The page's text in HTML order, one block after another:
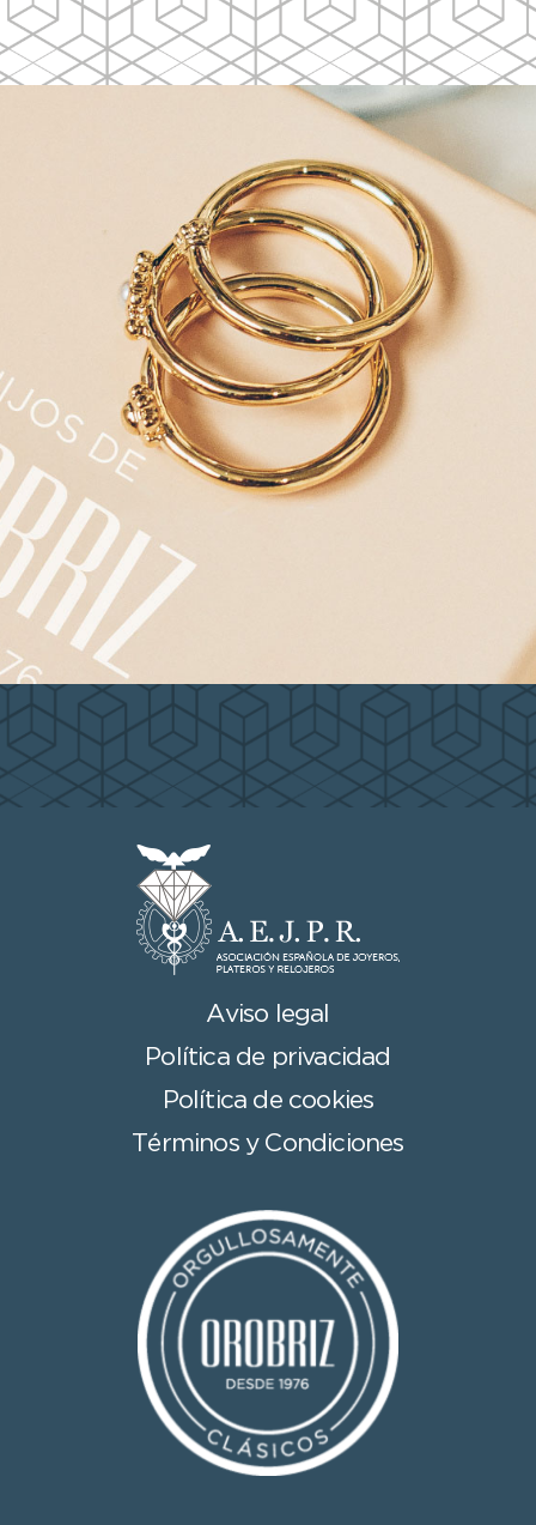
Aviso legal
Política de privacidad
Política de cookies
Términos y Condiciones